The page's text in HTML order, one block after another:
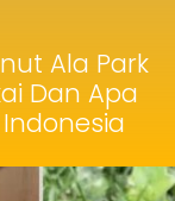
Ala Park
Dan Apa